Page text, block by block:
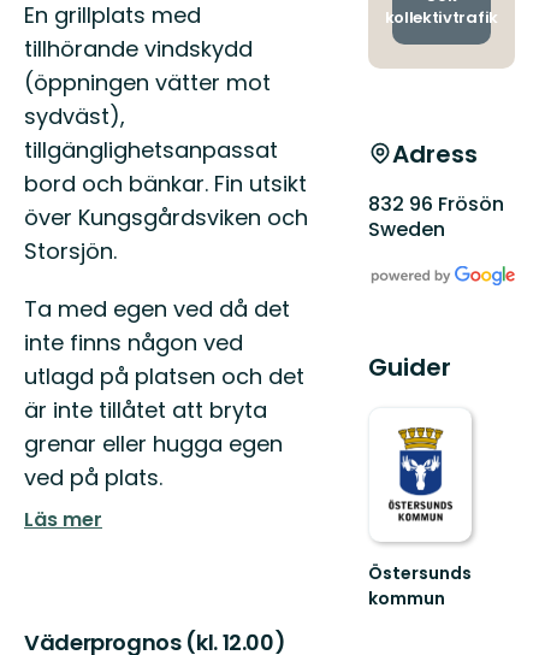
Beskrivning
En grillplats med
tillhörande vindskydd
(öppningen vätter mot
sydväst),
tillgänglighetsanpassat
bord och bänkar. Fin utsikt
över Kungsgårdsviken och
Storsjön.
Ta med egen ved då det
inte finns någon ved
utlagd på platsen och det
är inte tillåtet att bryta
grenar eller hugga egen
ved på plats.
Läs mer
Väderprognos (kl. 12.00)
kollektivtrafik
Adress
832 96 Frösön
Sweden
Guider
Östersunds
kommun